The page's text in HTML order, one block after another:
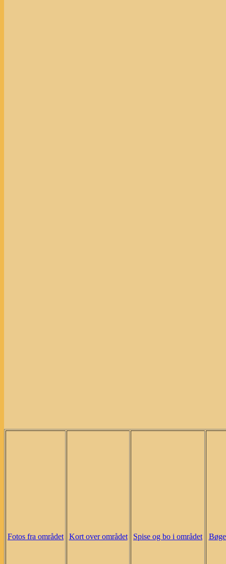
Fotos fra området Kort over området Spise og bo i området